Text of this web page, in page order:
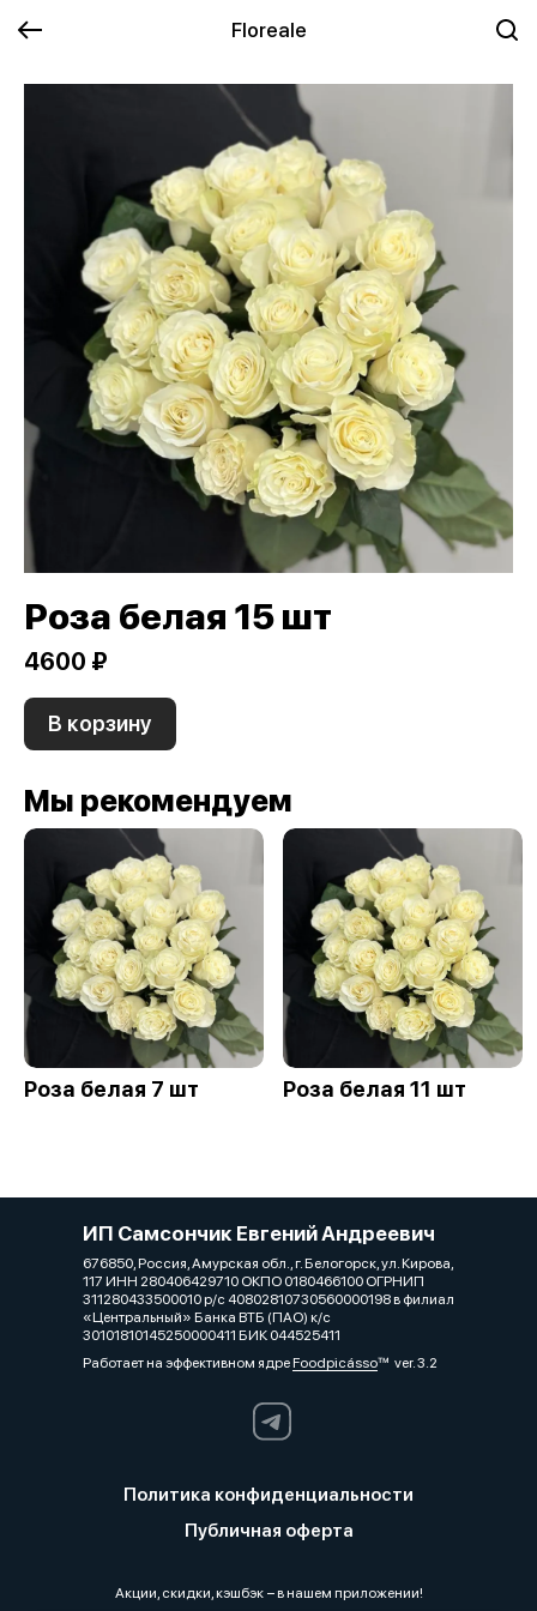
Floreale
Роза белая 15 шт
4600 ₽
В корзину
Мы рекомендуем
Роза белая 7 шт Роза белая 11 шт
ИП Самсончик Евгений Андреевич
676850, Россия, Амурская обл., г. Белогорск, ул. Кирова,
117 ИНН 280406429710 ОКПО 0180466100 ОГРНИП
311280433500010 р/с 40802810730560000198 в филиал
«Центральный» Банка ВТБ (ПАО) к/с
30101810145250000411 БИК 044525411
Работает на эффективном ядреFoodpicássover. 3.2
Политика конфиденциальности
Публичная оферта
Акции, скидки, кэшбэк − в нашем приложении!